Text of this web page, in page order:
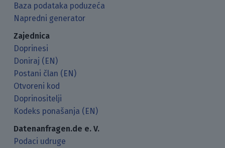
Baza podataka poduzeća
Napredni generator
Zajednica
Doprinesi
Doniraj (EN)
Postani član (EN)
Otvoreni kod
Doprinositelji
Kodeks ponašanja (EN)
Datenanfragen.de e. V.
Podaci udruge